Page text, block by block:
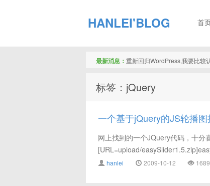
HANLEI'BLOG 首页
最新消息： 重新回归WordPress,我要比较
标签：jQuery
一个基于jQuery的JS轮播图
网上找到的一个JQuery代码，十分
[URL=upload/
hanlei 2009-10-12